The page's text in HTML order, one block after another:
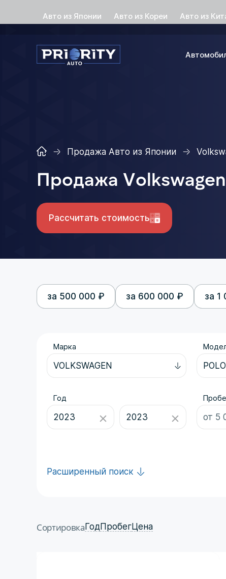
Авто из Японии Авто из Кореи Авто из
Продажа Авто из Японии
Продажа
Рассчитать стоимость
за 500 000 ₽ за 600 000 ₽ за 1
Марка
Год
Расширенный поиск
Сортировка ГодПробегЦена